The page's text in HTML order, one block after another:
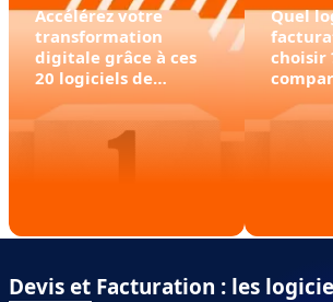
Accélérez votre
transformation
digitale grâce à ces
20 logiciels de
factures
Quel
choisir
Devis et Facturation : les